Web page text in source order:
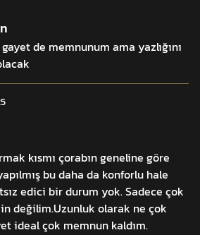
de memnunum ama yazlığını
kısmı çorabın geneline göre
bu daha da konforlu hale
edici bir durum yok. Sadece çok
değilim.Uzunluk olarak ne çok
ideal çok memnun kaldım.